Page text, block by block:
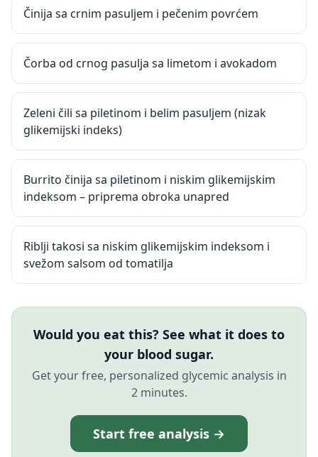
Činija sa crnim pasuljem i pečenim povrćem
Čorba od crnog pasulja sa limetom i avokadom
Zeleni čili sa piletinom i belim pasuljem (nizak
glikemijski indeks)
Burrito činija sa piletinom i niskim glikemijskim
indeksom – priprema obroka unapred
Riblji takosi sa niskim glikemijskim indeksom i
svežom salsom od tomatilja
Would you eat this? See what it does to
your blood sugar.
Get your free, personalized glycemic analysis in
2 minutes.
Start free analysis →